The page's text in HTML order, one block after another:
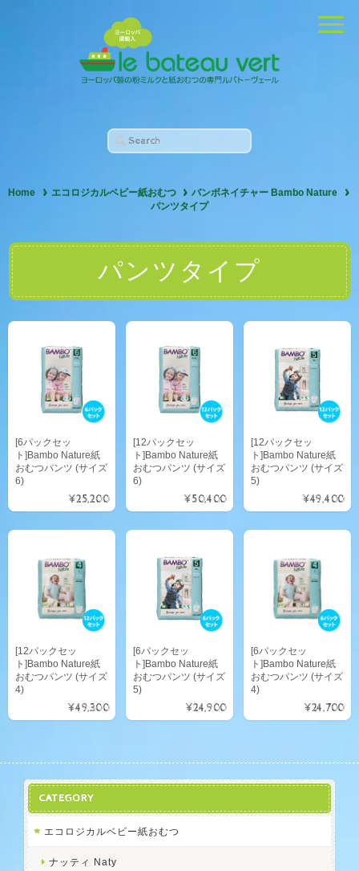
Home エコロジカルベビー紙おむつ
バンボネイチャー Bambo Nature
パンツタイプ
パンツタイプ
[6パックセッ
ト]Bambo Nature紙
おむつパンツ (サイズ
6)
¥25,200
[12パックセッ
ト]Bambo Nature紙
おむつパンツ (サイズ
6)
¥50,400
[12パックセッ
ト]Bambo Nature紙
おむつパンツ (サイズ
5)
¥49,400
[12パックセッ
ト]Bambo Nature紙
おむつパンツ (サイズ
4)
¥49,300
[6パックセッ
ト]Bambo Nature紙
おむつパンツ (サイズ
5)
¥24,900
[6パックセッ
ト]Bambo Nature紙
おむつパンツ (サイズ
4)
¥24,700
CATEGORY
エコロジカルベビー紙おむつ
ナッティ Naty